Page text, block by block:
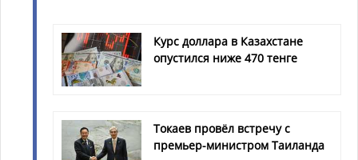
Курс доллара в Казахстане
опустился ниже 470 тенге
Токаев провёл встречу с
премьер-министром Таиланда